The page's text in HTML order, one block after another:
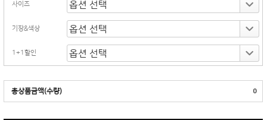
사이즈
기장&색상
1+1할인
총상품금액(수량) 0